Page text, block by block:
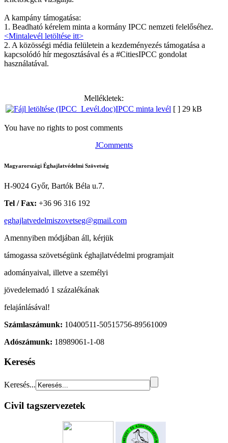
A kampány támogatása:
1. Beadható kérelem minta a kormány IPCC nemzeti felelőséhez.
<Mintalevél letöltése itt>
2. A közösségi média felületein a kezdeményezés támogatása a
kapcsolódó hír megosztásával és a #CitiesIPCC gondolat
használatával.
Mellékletek:
IPCC minta levél [ ] 29 kB
You have no rights to post comments
JComments
Magyarországi Éghajlatvédelmi Szövetség
H-9024 Győr, Bartók Béla u.7.
Tel / Fax: +36 96 316 192
eghajlatvedelmiszovetseg@gmail.com
Amennyiben módjában áll, kérjük
támogassa szövetségünk éghajlatvédelmi programjait
adományaival, illetve a személyi
jövedelemadó 1 százalékának
felajánlásával!
Számlaszámunk: 10400511-50515756-89561009
Adószámunk: 18989061-1-08
Keresés
Keresés...
Civil tagszervezetek